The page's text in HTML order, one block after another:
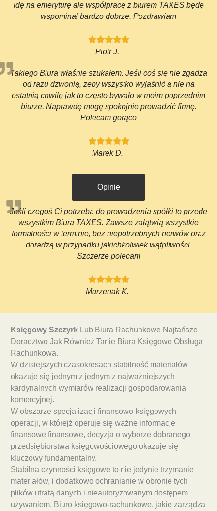
idę na emeryturę ale współpracę z biurem TAXES będę
wspominał bardzo dobrze. Pozdrawiam
Piotr J.
Takiego Biura właśnie szukałem. Jeśli coś się nie zgadza
od razu dzwonią, żeby wszystko wyjaśnić a nie na
ostatnią chwilę jak to często bywało w moim poprzednim
biurze. Naprawdę mogę spokojnie prowadzić firmę.
Polecam gorąco
Marek D.
Opinie
Jeśli czegoś Ci potrzeba do prowadzenia spółki to przede
wszystkim Biura TAXES. Zawsze załątwią wszystkie
formalności w terminie, bez niepotrzebnych nerwów oraz
doradzą w przypadku jakichkolwiek wątpliwości.
Szczerze polecam
Marzenak K.
Księgowy Szczyrk Lub Biura Rachunkowe Najtańsze
Doradztwo Jak Również Tanie Biura Księgowe Obsługa
Rachunkowa.
W dzisiejszych czasokresach stabilność materiałów
okazuje się jednym z jednym z najważniejszych
kardynalnych wymiarów realizacji gospodarowania
komercyjnej.
W obszarze specjalizacji finansowo-księgowych
operacji, w którejż operuje się ważne informacje
finansowe finansowe, decyzja o wyborze dobranego
przedsiębiorstwa księgowościowego okazuje się
kluczowy fundamentalny.
Stabilna czynności księgowe to nie jedynie trzymanie
materiałów, i dodatkowo ochranianie w obronie tych
plików utratą danych i nieautoryzowanym dostępem
używaniem. Biuro księgowo-rachunkowe, jakie zarządza